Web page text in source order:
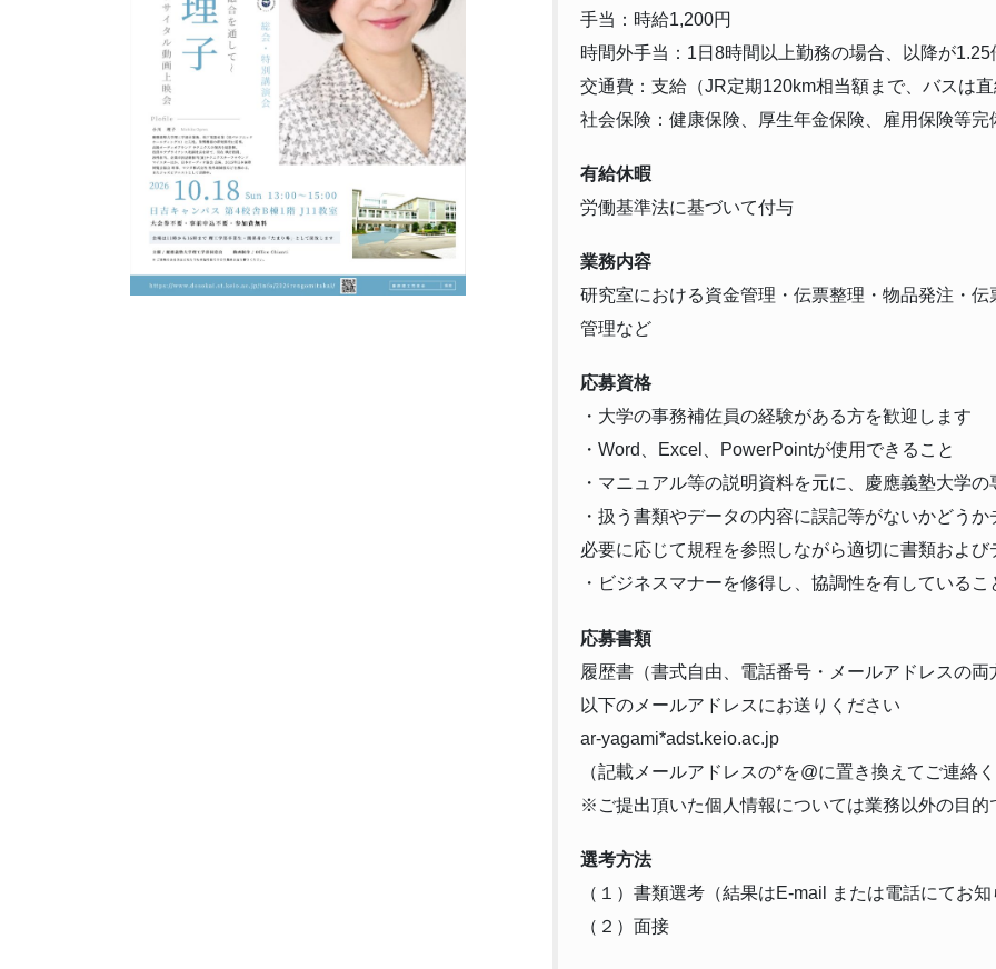
手当：時給1,200円
時間外手当：1日8時間以上勤務の場合、以降が
交通費：支給（JR定期120km相当額まで、バスは
社会保険：健康保険、厚生年金保険、雇用保険等
有給休暇
労働基準法に基づいて付与
業務内容
研究室における資金管理・伝票整理・物品発注・
管理など
応募資格
・大学の事務補佐員の経験がある方を歓迎します
・Word、Excel、PowerPointが使用できること
・マニュアル等の説明資料を元に、慶應義塾大学
・扱う書類やデータの内容に誤記等がないかどう
必要に応じて規程を参照しながら適切に書類およ
・ビジネスマナーを修得し、協調性を有しているこ
応募書類
履歴書（書式自由、電話番号・メールアドレスの
以下のメールアドレスにお送りください
ar-yagami*adst.keio.ac.jp
（記載メールアドレスの*を@に置き換えてご連絡
※ご提出頂いた個人情報については業務以外の目的
選考方法
（１）書類選考（結果はE-mail または電話にてお
（２）面接